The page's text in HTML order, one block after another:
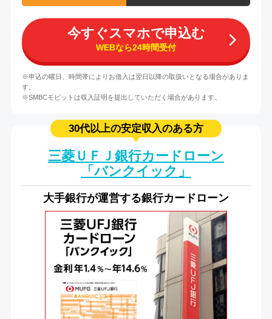
今すぐスマホで申込む
WEBなら24時間受付
※申込の曜日、時間帯によりお借入は翌日以降の取扱いとなる場合がありま
す。
※SMBCモビットは収入証明を提出していただく場合があります。
30代以上の安定収入のある方
三菱ＵＦＪ銀行カードローン
「バンクイック」
大手銀行が運営する銀行カードローン